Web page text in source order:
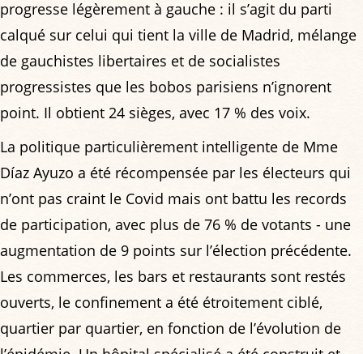
progresse légèrement à gauche : il s’agit du parti
calqué sur celui qui tient la ville de Madrid, mélange
de gauchistes libertaires et de socialistes
progressistes que les bobos parisiens n’ignorent
point. Il obtient 24 sièges, avec 17 % des voix.
La politique particulièrement intelligente de Mme
Díaz Ayuzo a été récompensée par les électeurs qui
n’ont pas craint le Covid mais ont battu les records
de participation, avec plus de 76 % de votants - une
augmentation de 9 points sur l’élection précédente.
Les commerces, les bars et restaurants sont restés
ouverts, le confinement a été étroitement ciblé,
quartier par quartier, en fonction de l’évolution de